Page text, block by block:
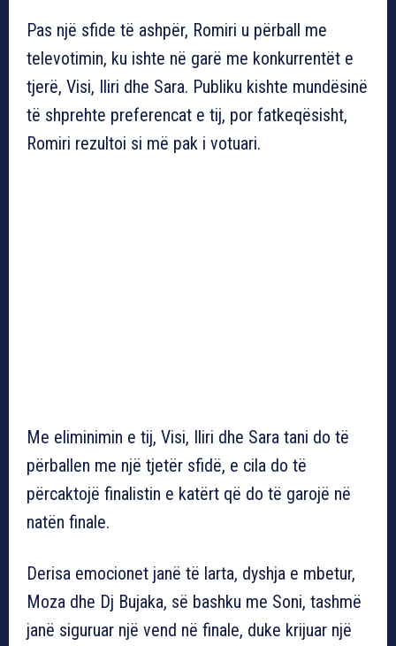
Pas një sfide të ashpër, Romiri u përball me
televotimin, ku ishte në garë me konkurrentët e
tjerë, Visi, Iliri dhe Sara. Publiku kishte mundësinë
të shprehte preferencat e tij, por fatkeqësisht,
Romiri rezultoi si më pak i votuari.
Me eliminimin e tij, Visi, Iliri dhe Sara tani do të
përballen me një tjetër sfidë, e cila do të
përcaktojë finalistin e katërt që do të garojë në
natën finale.
Derisa emocionet janë të larta, dyshja e mbetur,
Moza dhe Dj Bujaka, së bashku me Soni, tashmë
janë siguruar një vend në finale, duke krijuar një